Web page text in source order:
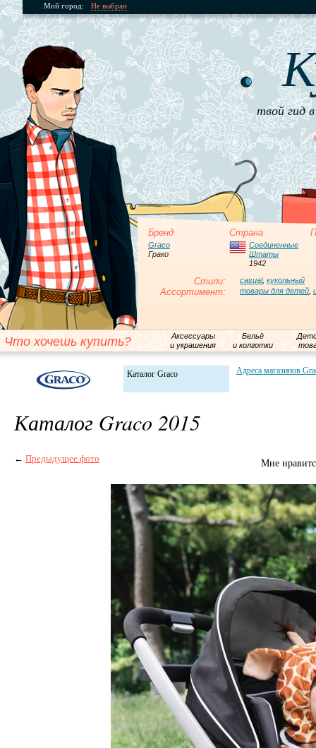
Мой город: Не выбран
твой гид
Бренд Страна
Graco
Грако
Соединенные
Штаты
1942
Стили: casual, кукольный
Ассортимент: товары для детей
Что хочешь купить?
Аксессуары
и украшения
Бельё
и колготки
Каталог Graco Адреса магазинов
Каталог Graco 2015
← Предыдущее фото Мне